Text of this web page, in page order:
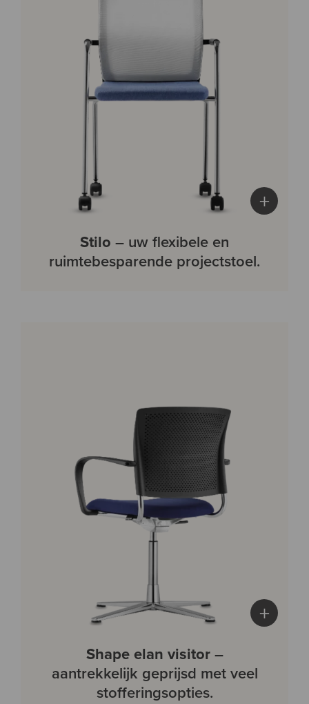
+
Stilo – uw flexibele en
ruimtebesparende projectstoel.
+
Shape elan visitor–
aantrekkelijk geprijsd met veel
stofferingsopties.